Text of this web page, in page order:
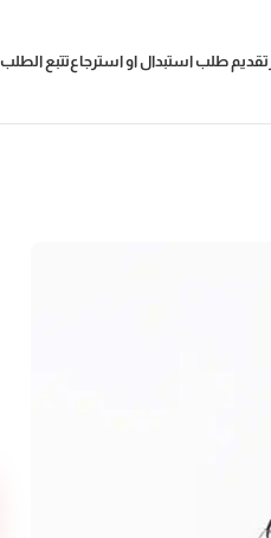
تقديم طلب استبدال او استرجاعتتبع الطلب